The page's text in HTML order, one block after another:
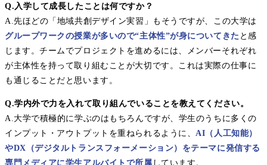
Q.入学して成長したことは何ですか？
A.先ほどの「地域共創デザイン実習」もそうですが、この大学は
グループワークの授業が多いので“主体性”が身についてきた と感
じます。チームでプロジェクトを進めるには、メンバーそれぞれ
が主体性を持って取り組むことが大切です。これは実際の仕事に
も通じることだと思います。
Q.学内外で力を入れて取り組んでいることを教えてください。
A.大学で積極的に学ぶのはもちろんですが、学生のうちに多くの
インプット・アウトプットを重ねられるように、AI（人工知能）
やDX（デジタルトランスフォーメーション）をテーマに発信する
専門メディアに学生アルバイトで所属 しています。